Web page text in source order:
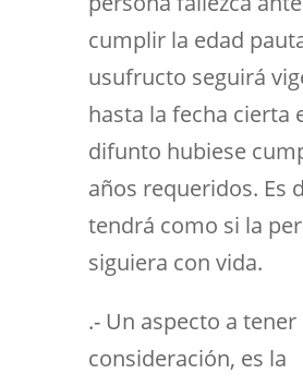
cumplir la edad
usufructo seguirá
hasta la fecha cierta
difunto hubiese
años requeridos. Es
tendrá como si la
siguiera con vida.
.- Un aspecto a tener
consideración, es la